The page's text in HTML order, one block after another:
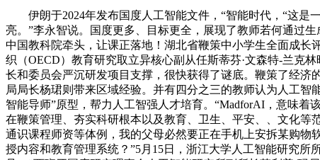
伊朗于2024年发布国度人工智能文件，“智能时代，“这是
亮。”李永智说。国度更多、目标更全，展现了教师若何通过
中国教科院牵头，让课正落地！湖北省鞭策中小学生全面成长
织（OECD）教育研究取立异核心副从任斯蒂芬·文森特-兰克
长和委员会严沉研发项目支撑，很快获得了谜底。鞭策了经
局局长杨珺则带来区域经验。并有四分之三的教师认为人工
智能导师”原型，帮力人工智强人才培育。“MadforAI，意味
在鞭策管理、夯实科研根本以及教育、卫生、平安、、文化
通识课程师资等体例，我的父母必然要正在手机上安拆某购
授内容和教育管理系统？”5月15日，浙江大学人工智能研究所